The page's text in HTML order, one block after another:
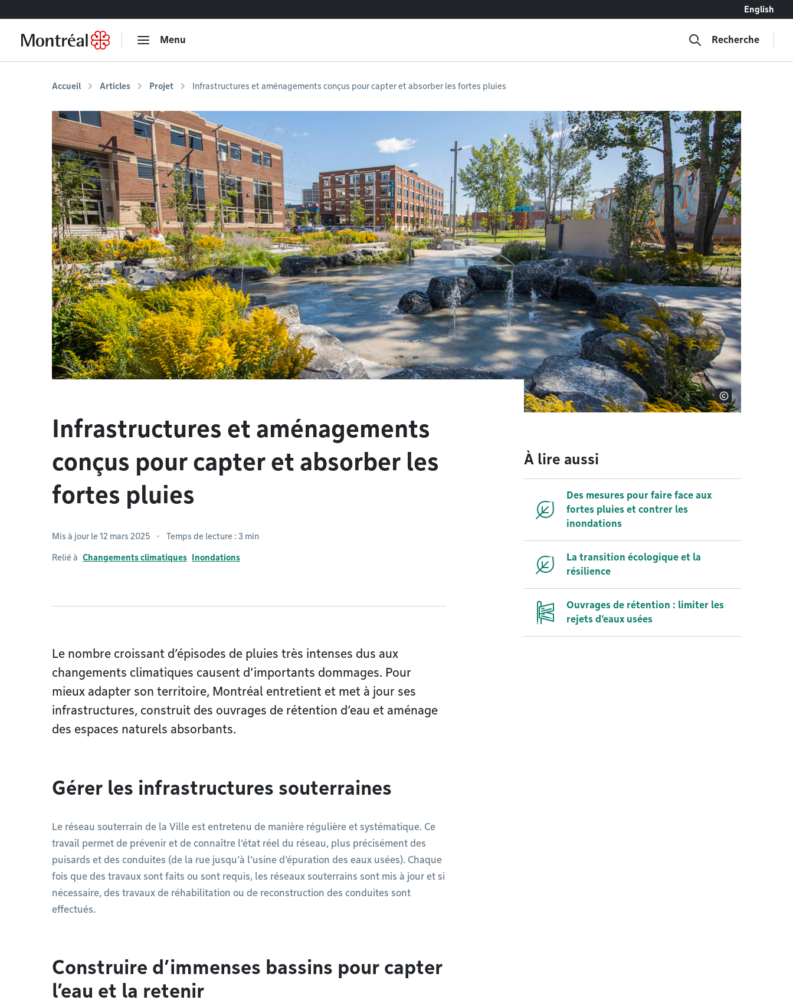
English
Menu Recherche
Accueil Articles Projet Infrastructures et aménagements conçus pour capter et absorber les fortes pluies
Infrastructures et aménagements
conçus pour capter et absorber les
fortes pluies
Mis à jour le 12 mars 2025 Temps de lecture : 3 min
Relié à Changements climatiques Inondations
Le nombre croissant d’épisodes de pluies très intenses dus aux
changements climatiques causent d’importants dommages. Pour
mieux adapter son territoire, Montréal entretient et met à jour ses
infrastructures, construit des ouvrages de rétention d’eau et aménage
des espaces naturels absorbants.
Gérer les infrastructures souterraines
Le réseau souterrain de la Ville est entretenu de manière régulière et systématique. Ce
travail permet de prévenir et de connaître l’état réel du réseau, plus précisément des
puisards et des conduites (de la rue jusqu’à l’usine d’épuration des eaux usées). Chaque
fois que des travaux sont faits ou sont requis, les réseaux souterrains sont mis à jour et si
nécessaire, des travaux de réhabilitation ou de reconstruction des conduites sont
effectués.
Construire d’immenses bassins pour capter
l’eau et la retenir
À lire aussi
Des mesures pour faire face aux
fortes pluies et contrer les
inondations
La transition écologique et la
résilience
Ouvrages de rétention : limiter les
rejets d’eaux usées